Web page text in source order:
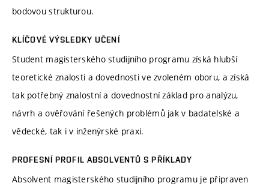
bodovou strukturou.
KLÍČOVÉ VÝSLEDKY UČENÍ
Student magisterského studijního programu získá hlubší
teoretické znalosti a dovednosti ve zvoleném oboru, a získá
tak potřebný znalostní a dovednostní základ pro analýzu,
návrh a ověřování řešených problémů jak v badatelské a
vědecké, tak i v inženýrské praxi.
PROFESNÍ PROFIL ABSOLVENTŮ S PŘÍKLADY
Absolvent magisterského studijního programu je připraven